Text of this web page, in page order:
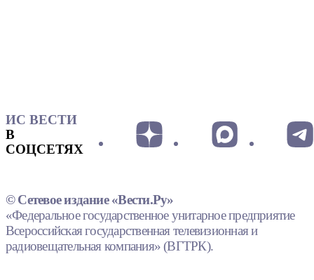
ИС ВЕСТИ
В
СОЦСЕТЯХ
© Сетевое издание «Вести.Ру»
«Федеральное государственное унитарное предприятие
Всероссийская государственная телевизионная и
радиовещательная компания» (ВГТРК).